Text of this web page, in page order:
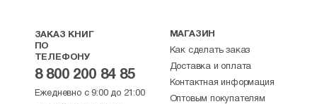
ЗАКАЗ КНИГ
ПО
ТЕЛЕФОНУ
8 800 200 84 85
Ежедневно с 9:00 до 21:00
МАГАЗИН
Как сделать заказ
Доставка и оплата
Контактная информация
Оптовым покупателям